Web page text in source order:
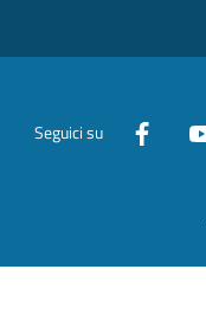
Seguici su